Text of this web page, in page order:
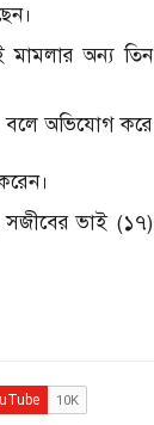
মামলার অন্য তিন
বলে অভিযোগ করে
সজীবের ভাই (১৭)